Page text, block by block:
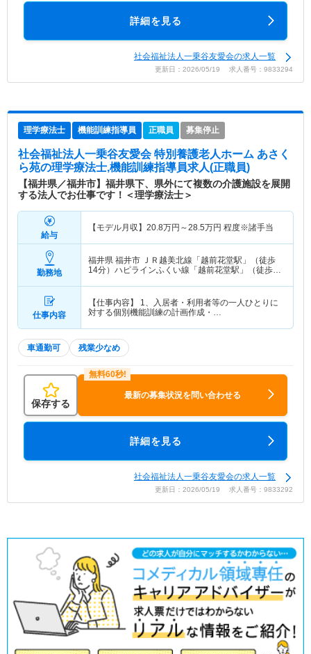
詳細を見る
社会福祉法人一乗谷友愛会の求人一覧
更新日：2026/05/19 求人番号：9833294
理学療法士 機能訓練指導員 正職員 募集停止
社会福祉法人一乗谷友愛会 特別養護老人ホーム あさく
ら苑の理学療法士,機能訓練指導員求人(正職員)
【福井県／福井市】福井県下、県外にて複数の介護施設を展開
する法人でお仕事です！＜理学療法士＞
給与
【モデル月収】 20.8万円～28.5万円 程度※諸手当
勤務地
福井県 福井市 ＪＲ越美北線「越前花堂駅」（徒歩
14分）ハピラインふくい線「越前花堂駅」（徒歩
仕事内容
【仕事内容】 1、入居者・利用者等の一人ひとりに
対する個別機能訓練の計画作成・…
車通勤可 残業少なめ
保存する
最新の募集状況を問い合わせる
詳細を見る
社会福祉法人一乗谷友愛会の求人一覧
更新日：2026/05/19 求人番号：9833292